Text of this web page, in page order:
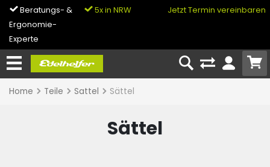
Beratungs- &
Ergonomie-
Experte
5x in NRW
0% Finanzierung
Jetzt Termin vereinbaren
Home Teile Sattel Sättel
Sättel